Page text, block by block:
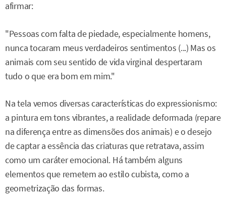
afirmar:
"Pessoas com falta de piedade, especialmente homens,
nunca tocaram meus verdadeiros sentimentos (...) Mas os
animais com seu sentido de vida virginal despertaram
tudo o que era bom em mim."
Na tela vemos diversas características do expressionismo:
a pintura em tons vibrantes, a realidade deformada (repare
na diferença entre as dimensões dos animais) e o desejo
de captar a essência das criaturas que retratava, assim
como um caráter emocional. Há também alguns
elementos que remetem ao estilo cubista, como a
geometrização das formas.